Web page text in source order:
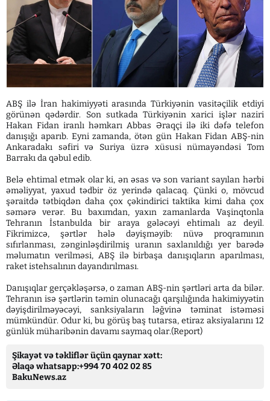
ABŞ ilə İran hakimiyyəti arasında Türkiyənin vasitəçilik etdiyi
görünən qədərdir. Son sutkada Türkiyənin xarici işlər naziri
Hakan Fidan iranlı həmkarı Abbas Əraqçi ilə iki dəfə telefon
danışığı aparıb. Eyni zamanda, ötən gün Hakan Fidan ABŞ-nin
Ankaradakı səfiri və Suriya üzrə xüsusi nümayəndəsi Tom
Barrakı da qəbul edib.
Belə ehtimal etmək olar ki, ən əsas və son variant sayılan hərbi
əməliyyat, yaxud tədbir öz yerində qalacaq. Çünki o, mövcud
şəraitdə tətbiqdən daha çox çəkindirici taktika kimi daha çox
səmərə verər. Bu baxımdan, yaxın zamanlarda Vaşinqtonla
Tehranın İstanbulda bir araya gələcəyi ehtimalı az deyil.
Fikrimizcə, şərtlər hələ dəyişməyib: nüvə proqramının
sıfırlanması, zənginləşdirilmiş uranın saxlanıldığı yer barədə
məlumatın verilməsi, ABŞ ilə birbaşa danışıqların aparılması,
raket istehsalının dayandırılması.
Danışıqlar gerçəkləşərsə, o zaman ABŞ-nin şərtləri arta da bilər.
Tehranın isə şərtlərin təmin olunacağı qarşılığında hakimiyyətin
dəyişdirilməyəcəyi, sanksiyaların ləğvinə təminat istəməsi
mümkündür. Odur ki, bu görüş baş tutarsa, etiraz aksiyalarını 12
günlük müharibənin davamı saymaq olar.(Report)
Şikayət və təkliflər üçün qaynar xətt:
Əlaqə whatsapp:+994 70 402 02 85
BakuNews.az